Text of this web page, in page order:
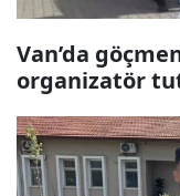
Van’da
organizatör